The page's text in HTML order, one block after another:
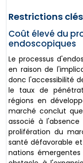
Restrictions
Coût élevé du
endoscopiques
Le processus
en raison de
donc l'accessibilité
le taux de
régions en
marché conclut
associé à
prolifération du
santé défavorable
nations